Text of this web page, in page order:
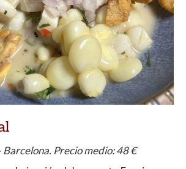
Precio medio: 48 €